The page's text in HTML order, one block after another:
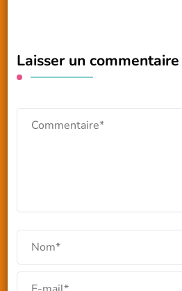
Laisser un commentaire